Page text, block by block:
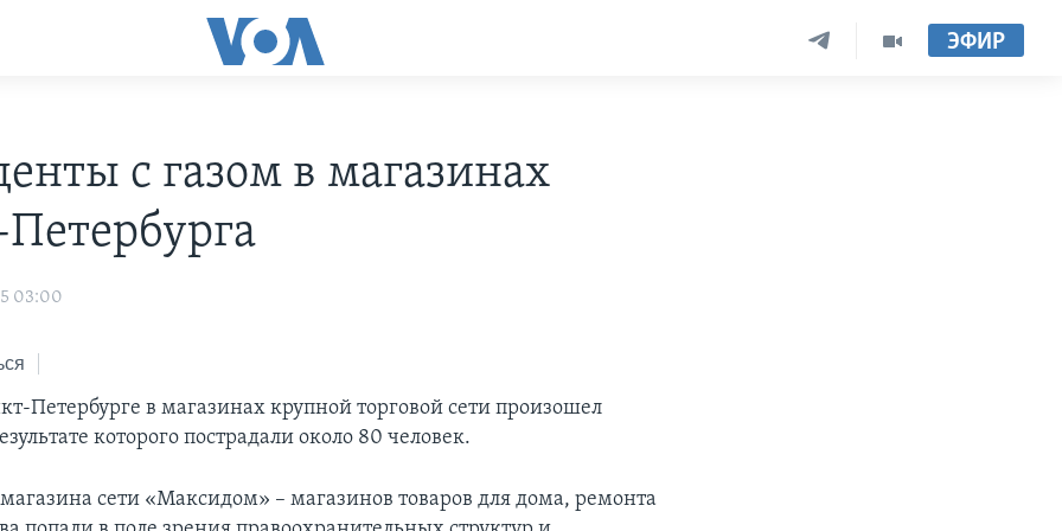
ЭФИР
с газом в магазинах
03:00
Петербурге в магазинах крупной торговой сети произошел
которого пострадали около 80 человек.
сети «Максидом» – магазинов товаров для дома, ремонта